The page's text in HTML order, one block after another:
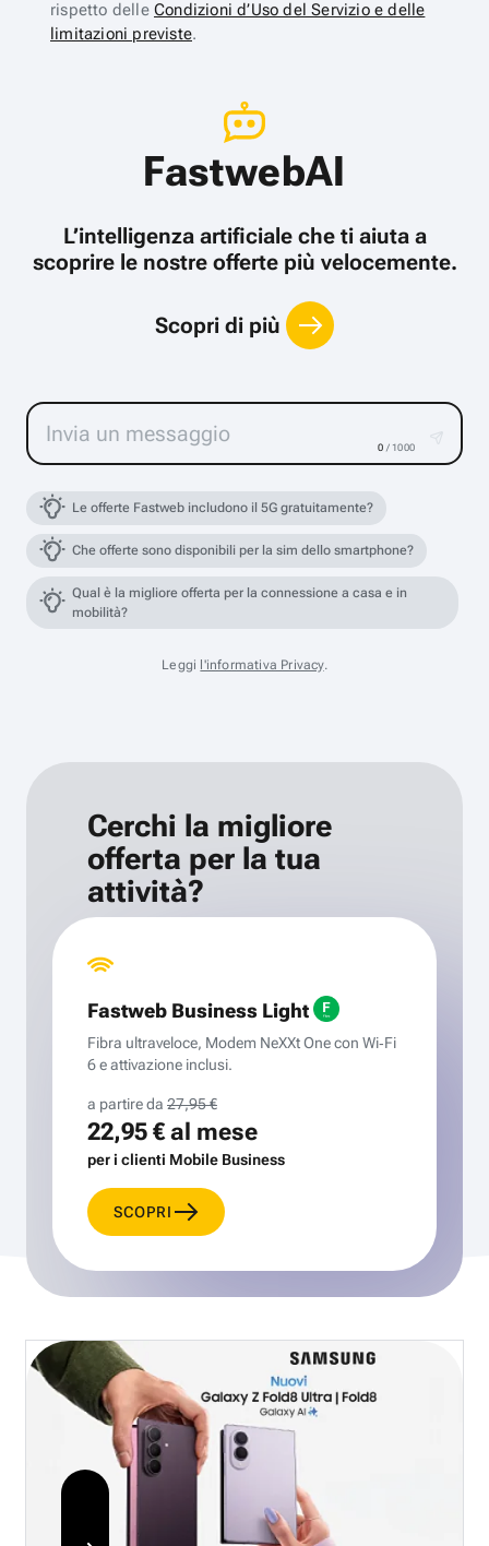
rispetto delle Condizioni d’Uso del Servizio e delle
limitazioni previste.
FastwebAI
L’intelligenza artificiale che ti aiuta a
scoprire le nostre offerte più velocemente.
Scopri di più
0 / 1000
Le offerte Fastweb includono il 5G gratuitamente?
Che offerte sono disponibili per la sim dello smartphone?
Qual è la migliore offerta per la connessione a casa e in
mobilità?
Leggi l'informativa Privacy.
Cerchi la migliore
offerta per la tua
attività?
Fastweb Business Light
Fibra ultraveloce, Modem NeXXt One con Wi‑Fi
6 e attivazione inclusi.
a partire da 27,95 €
22,95 €al mese
per i clienti Mobile Business
SCOPRI